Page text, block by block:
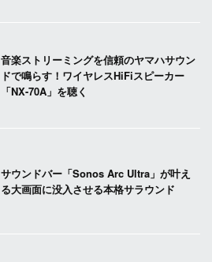
音楽ストリーミングを信頼のヤマハサウン
ドで鳴らす！ワイヤレスHiFiスピーカー
「NX-70A」を聴く
サウンドバー「Sonos Arc Ultra」が叶え
る大画面に没入させる本格サラウンド